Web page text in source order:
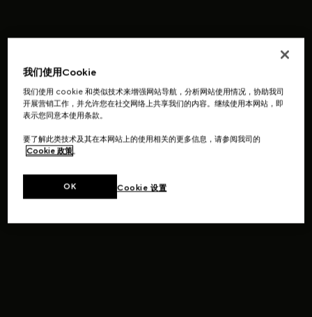
我们使用Cookie
我们使用 cookie 和类似技术来增强网站导航，分析网站使用情况，协助我司
开展营销工作，并允许您在社交网络上共享我们的内容。继续使用本网站，即
表示您同意本使用条款。
要了解此类技术及其在本网站上的使用相关的更多信息，请参阅我司的
Cookie 政策。
Cookie 设置
OK